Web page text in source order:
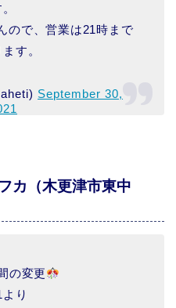
ので、営業は21時まで
す。
September 30,
カ（木更津市東中
の変更
り